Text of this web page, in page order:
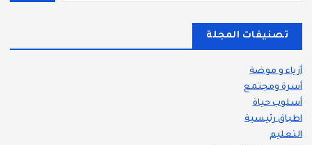
تصنيفات المجلة
أزياء و موضة
أسرة ومجتمع
أسلوب حياة
اطباق رئيسية
التعليم